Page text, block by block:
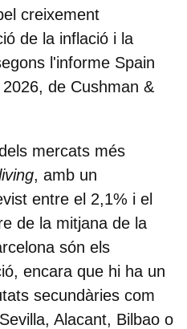
creixement
de la inflació i la
l'informe Spain
de Cushman &
mercats més
, amb un
entre el 2,1% i el
de la mitjana de la
són els
, encara que hi ha un
secundàries com
Alacant, Bilbao o